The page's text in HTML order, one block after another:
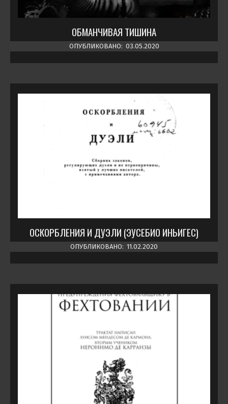
ОБМАНЧИВАЯ ТИШИНА
ОПУБЛИКОВАНО: 03.05.2020
ОСКОРБЛЕНИЯ И ДУЭЛИ (ЭУСЕБИО ИНЬИГЕС)
ОПУБЛИКОВАНО: 11.02.2020